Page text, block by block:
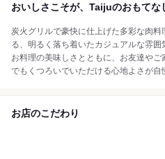
おいしさこそが、Taijuのおもてな
炭火グリルで豪快に仕上げた多彩な肉
る、明るく落ち着いたカジュアルな雰囲
お料理の美味しさとともに、お友達や
でもくつろいでいただける心地よさが自
お店のこだわり